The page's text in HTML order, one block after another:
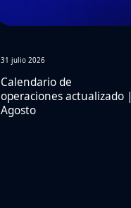
31 julio 2026
Calendario de
operaciones actualizado |
Agosto